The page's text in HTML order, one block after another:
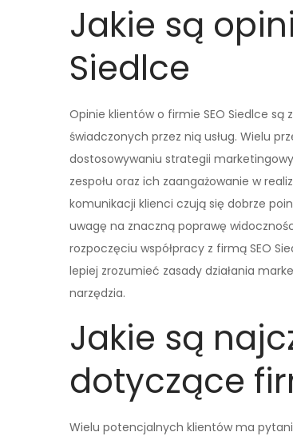
Jakie są
Siedlce
Opinie klientów o firmie SEO Siedlce
świadczonych przez nią usług. Wielu
dostosowywaniu strategii
zespołu oraz ich zaangażowanie w
komunikacji klienci czują się dobrze
uwagę na znaczną poprawę
rozpoczęciu współpracy z firmą SEO
lepiej zrozumieć zasady działania
narzędzia.
Jakie są
dotyczące
Wielu potencjalnych klientów ma